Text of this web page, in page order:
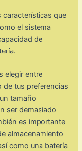
características que
el sistema
de
elegir entre
de tus preferencias
tamaño
ser demasiado
es importante
almacenamiento
como una batería